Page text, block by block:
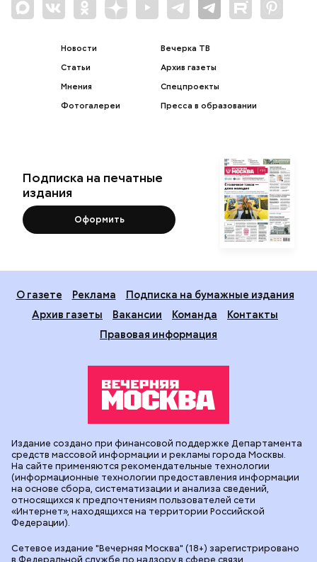
Новости
Статьи
Мнения
Фотогалереи
Вечерка ТВ
Архив газеты
Спецпроекты
Пресса в образовании
Подписка на печатные
издания
Оформить
О газете Реклама
Подписка на бумажные издания
Архив газеты
Вакансии Команда
Контакты
Правовая информация
Сетевое издание "Вечерняя Москва" (18+) зарегистрировано
в Федеральной службе по надзору в сфере связи,
Издание создано при финансовой поддержке Департамента
средств массовой информации и рекламы города Москвы.
На сайте применяются рекомендательные технологии
(информационные технологии предоставления информации
на основе сбора, систематизации и анализа сведений,
относящихся к предпочтениям пользователей сети
«Интернет», находящихся на территории Российской
Федерации).